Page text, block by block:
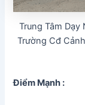
Trung Tâm Dạy
Trường Cđ
Điểm Mạnh :